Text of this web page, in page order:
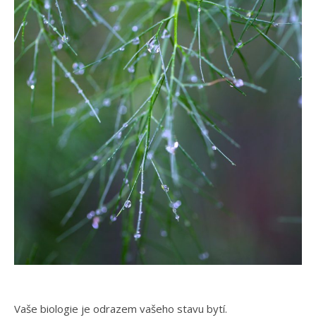
Vaše biologie je odrazem vašeho stavu bytí.